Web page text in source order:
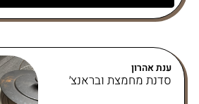
ענת אהרון
סדנת מחמצת ובראנצ׳